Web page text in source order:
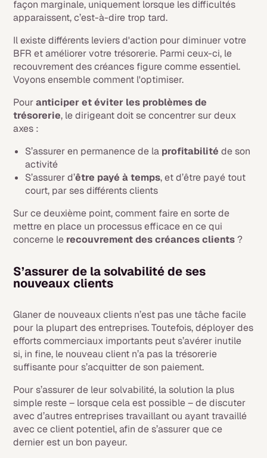
façon marginale, uniquement lorsque les difficultés
apparaissent, c’est-à-dire trop tard.
Il existe différents leviers d'action pour diminuer votre
BFR et améliorer votre trésorerie. Parmi ceux-ci, le
recouvrement des créances figure comme essentiel.
Voyons ensemble comment l'optimiser.
Pouranticiper et éviter les problèmes de
trésorerie, le dirigeant doit se concentrer sur deux
axes :
S’assurer en permanence de la profitabilité de son
activité
S’assurer d’être payé à temps, et d’être payé tout
court, par ses différents clients
Sur ce deuxième point, comment faire en sorte de
mettre en place un processus efficace en ce qui
concerne le recouvrement des créances clients?
S’assurer de la solvabilité de ses
nouveaux clients
Glaner de nouveaux clients n’est pas une tâche facile
pour la plupart des entreprises. Toutefois, déployer des
efforts commerciaux importants peut s’avérer inutile
si, in fine, le nouveau client n’a pas la trésorerie
suffisante pour s’acquitter de son paiement.
Pour s’assurer de leur solvabilité, la solution la plus
simple reste – lorsque cela est possible – de discuter
avec d’autres entreprises travaillant ou ayant travaillé
avec ce client potentiel, afin de s’assurer que ce
dernier est un bon payeur.